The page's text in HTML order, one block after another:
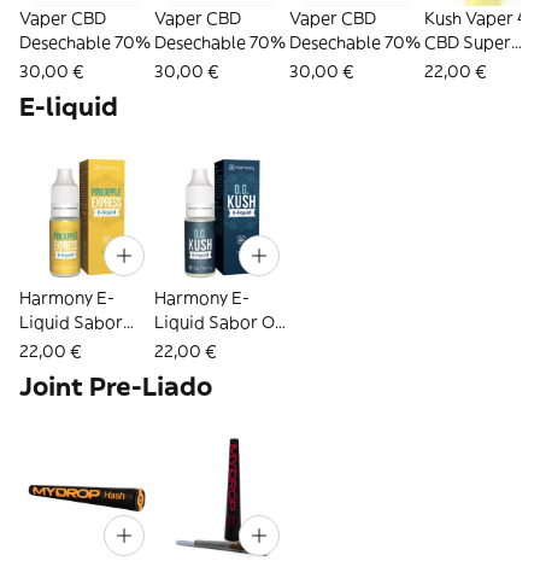
Vaper CBD
Desechable 70%
30,00 €
Vaper CBD
Desechable 70%
30,00 €
Vaper CBD
Desechable 70%
30,00 €
Kush Vaper
CBD Super
Lemon Haze
22,00 €
E-liquid
Harmony E-
Liquid Sabor
PineApple
Express 600mg
CBD (10ml)
22,00 €
Harmony E-
Liquid Sabor OG
Kush 600mg
CBD (10ml)
22,00 €
Joint Pre-Liado